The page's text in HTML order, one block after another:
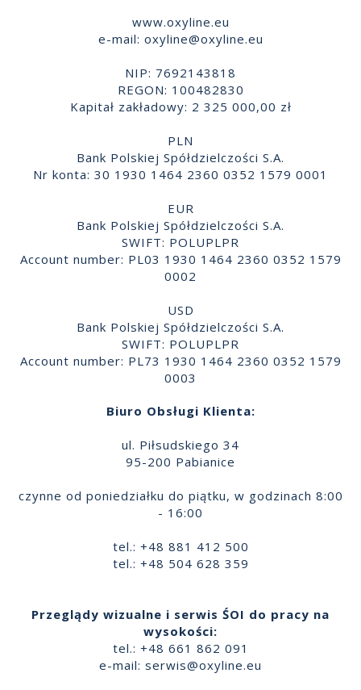
www.oxyline.eu
e-mail: oxyline@oxyline.eu
NIP: 7692143818
REGON: 100482830
Kapitał zakładowy: 2 325 000,00 zł
PLN
Bank Polskiej Spółdzielczości S.A.
Nr konta: 30 1930 1464 2360 0352 1579 0001
EUR
Bank Polskiej Spółdzielczości S.A.
SWIFT: POLUPLPR
Account number: PL03 1930 1464 2360 0352 1579
0002
USD
Bank Polskiej Spółdzielczości S.A.
SWIFT: POLUPLPR
Account number: PL73 1930 1464 2360 0352 1579
0003
Biuro Obsługi Klienta:
ul. Piłsudskiego 34
95-200 Pabianice
czynne od poniedziałku do piątku, w godzinach 8:00
- 16:00
tel.: +48 881 412 500
tel.: +48 504 628 359
Przeglądy wizualne i serwis ŚOI do pracy na
wysokości:
tel.: +48 661 862 091
e-mail: serwis@oxyline.eu